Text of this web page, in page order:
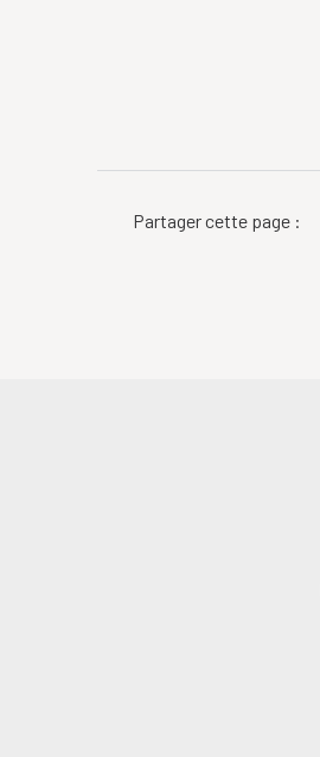
Partager cette page :